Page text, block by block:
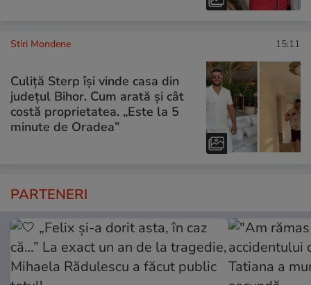
Stiri Mondene 15:11
Culiță Sterp își vinde casa din
județul Bihor. Cum arată și cât
costă proprietatea. „Este la 5
minute de Oradea”
PARTENERI